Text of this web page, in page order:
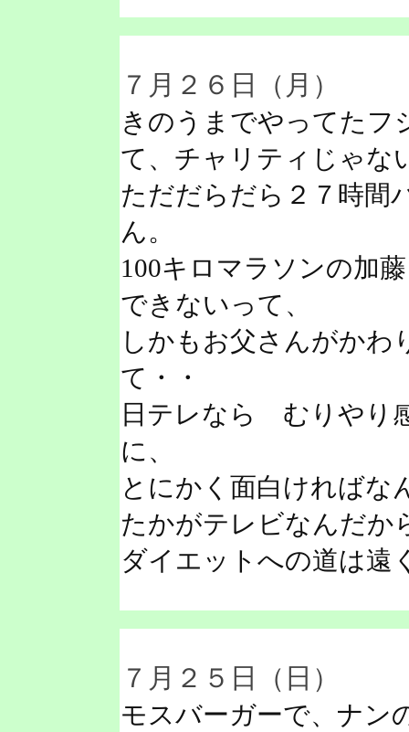
７月２６日（月）
きのうまでやってたフ
て、チャリティじゃな
ただだらだら２７時間
ん。
100キロマラソンの加
できないって、
しかもお父さんがかわ
て・・
日テレなら むりやり
に、
とにかく面白ければな
たかがテレビなんだ
ダイエットへの道は遠
７月２５日（日）
モスバーガーで、ナン